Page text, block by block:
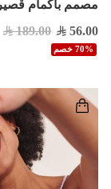
مصمم بأكمام
56.00
189.00
70% خصم